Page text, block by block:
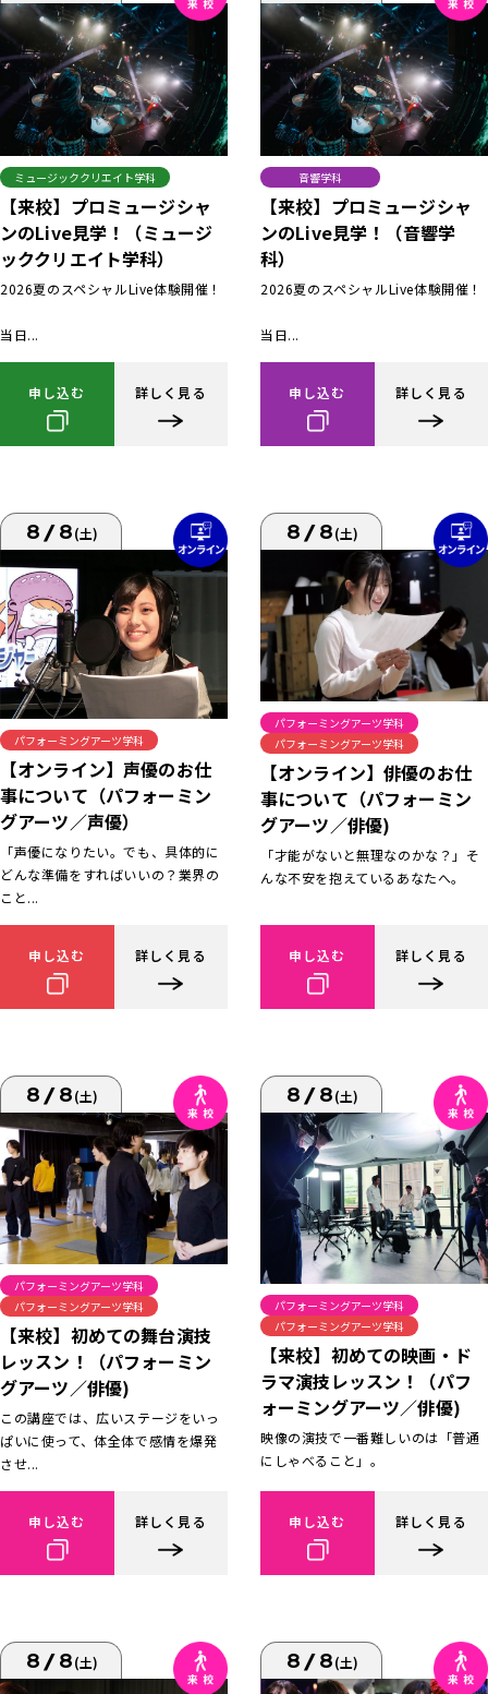
ミュージッククリエイト学科
【来校】プロミュージシャ
ンのLive見学！（ミュージ
ッククリエイト学科）
2026夏のスペシャルLive体験開催！
当日...
申し込む 詳しく見る
音響学科
【来校】プロミュージシャ
ンのLive見学！（音響学
科）
2026夏のスペシャルLive体験開催！
当日...
申し込む 詳しく見る
8/8(土)
パフォーミングアーツ学科
【オンライン】声優のお仕
事について（パフォーミン
グアーツ／声優）
「声優になりたい。でも、具体的に
どんな準備をすればいいの？業界の
こと...
申し込む 詳しく見る
8/8(土)
パフォーミングアーツ学科
パフォーミングアーツ学科
【オンライン】俳優のお仕
事について（パフォーミン
グアーツ／俳優)
「才能がないと無理なのかな？」そ
んな不安を抱えているあなたへ。
申し込む 詳しく見る
8/8(土)
パフォーミングアーツ学科
パフォーミングアーツ学科
【来校】初めての舞台演技
レッスン！（パフォーミン
グアーツ／俳優)
この講座では、広いステージをいっ
ぱいに使って、体全体で感情を爆発
させ...
申し込む 詳しく見る
8/8(土)
パフォーミングアーツ学科
パフォーミングアーツ学科
【来校】初めての映画・ド
ラマ演技レッスン！（パフ
ォーミングアーツ／俳優)
映像の演技で一番難しいのは「普通
にしゃべること」。
申し込む 詳しく見る
8/8(土) 8/8(土)